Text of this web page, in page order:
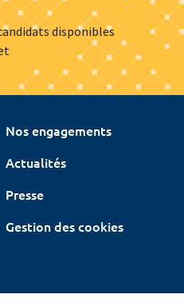
disponibles
Nos engagements
Actualités
Presse
Gestion des cookies